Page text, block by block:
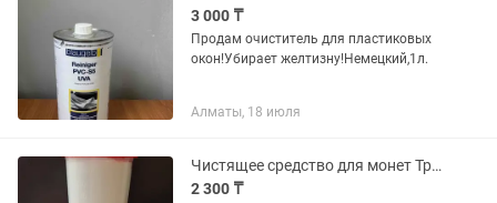
3 000 ₸
Продам очиститель для пластиковых
окон!Убирает желтизну!Немецкий,1л.
Алматы, 18 июля
Чистящее средство для монет Трилон БД
2 300 ₸